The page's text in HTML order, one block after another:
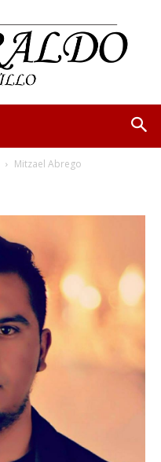
Mitzael Abrego